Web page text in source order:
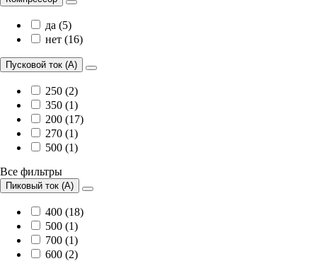
да (5)
нет (16)
Пусковой ток (А)
250 (2)
350 (1)
200 (17)
270 (1)
500 (1)
Все фильтры
Пиковый ток (А)
400 (18)
500 (1)
700 (1)
600 (2)